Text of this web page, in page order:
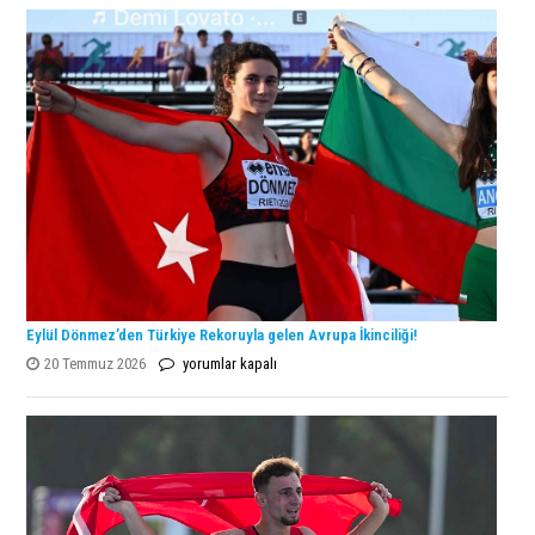
Şampiyonu
Lanlana
Tararudee!
için
Eylül Dönmez’den Türkiye Rekoruyla gelen Avrupa İkinciliği!
20 Temmuz 2026
Eylül
Türkiye
gelen
Avrupa
yorumlar kapalı